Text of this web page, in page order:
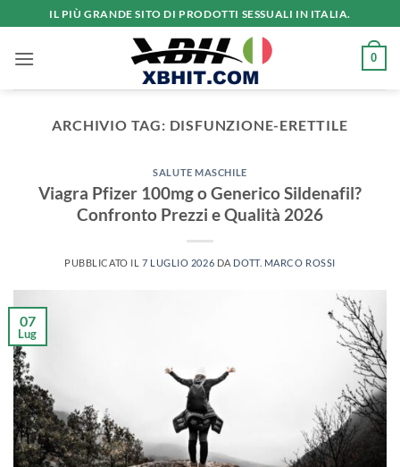
ai
contenuti
IL PIÙ GRANDE SITO DI PRODOTTI SESSUALI IN ITALIA.
0
ARCHIVIO TAG: DISFUNZIONE-ERETTILE
SALUTE MASCHILE
Viagra Pfizer 100mg o Generico Sildenafil?
Confronto Prezzi e Qualità 2026
PUBBLICATO IL 7 LUGLIO 2026 DA DOTT. MARCO ROSSI
07
Lug